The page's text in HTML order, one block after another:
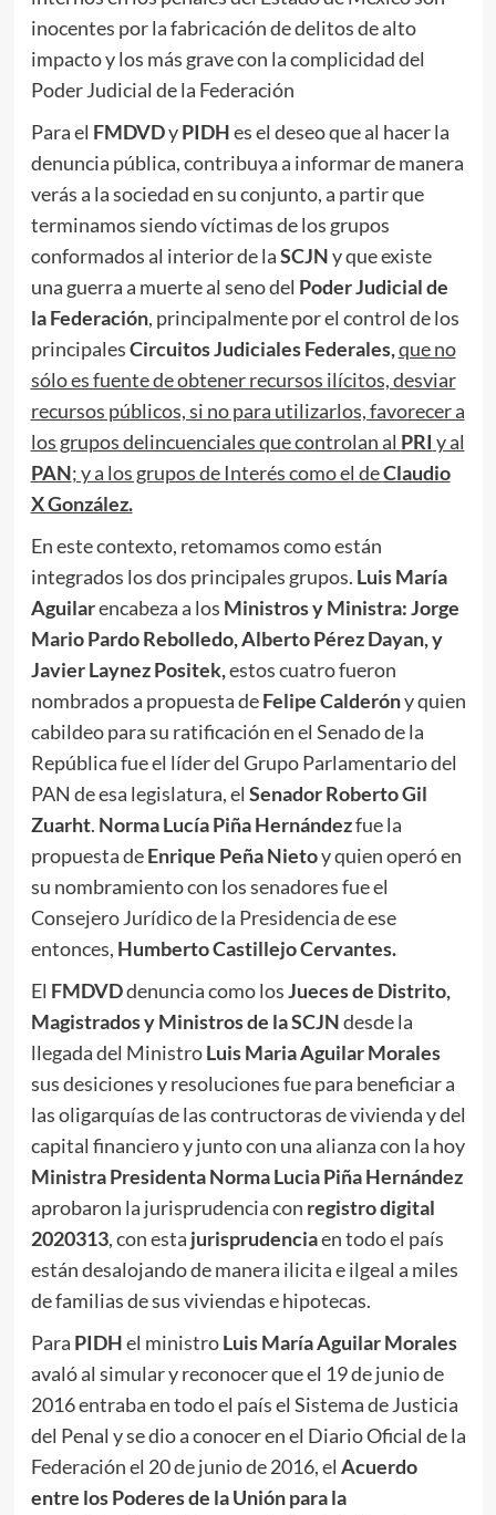
inocentes por la fabricación de delitos de alto
impacto y los más grave con la complicidad del
Poder Judicial de la Federación
Para el FMDVDyPIDHes el deseo que al hacer la
denuncia pública, contribuya a informar de manera
verás a la sociedad en su conjunto, a partir que
terminamos siendo víctimas de los grupos
conformados al interior de laSCJNy que existe
una guerra a muerte al seno del Poder Judicial de
la Federación, principalmente por el control de los
principalesCircuitos Judiciales Federales,que no
sólo es fuente de obtener recursos ilícitos, desviar
recursos públicos, si no para utilizarlos, favorecer a
los grupos delincuenciales que controlan al PRI y al
PAN; y a los grupos de Interés como el deClaudio
X González.
En este contexto, retomamos como están
integrados los dos principales grupos. Luis María
Aguilarencabeza a los Ministros y Ministra: Jorge
Mario Pardo Rebolledo, Alberto Pérez Dayan, y
Javier Laynez Positek,estos cuatro fueron
nombrados a propuesta deFelipe Calderóny quien
cabildeo para su ratificación en el Senado de la
República fue el líder del Grupo Parlamentario del
PAN de esa legislatura, el Senador Roberto Gil
Zuarht. Norma Lucía Piña Hernándezfue la
propuesta deEnrique Peña Nietoy quien operó en
su nombramiento con los senadores fue el
Consejero Jurídico de la Presidencia de ese
entonces, Humberto Castillejo Cervantes.
El FMDVDdenuncia como losJueces de Distrito,
Magistrados y Ministros de la SCJNdesde la
llegada del MinistroLuis Maria Aguilar Morales
sus desiciones y resoluciones fue para beneficiar a
las oligarquías de las contructoras de vivienda y del
capital financiero y junto con una alianza con la hoy
Ministra Presidenta Norma Lucia Piña Hernández
aprobaron la jurisprudencia con registro digital
2020313, con esta jurisprudenciaen todo el país
están desalojando de manera ilicita e ilgeal a miles
de familias de sus viviendas e hipotecas.
Para PIDHel ministroLuis María Aguilar Morales
avaló al simular y reconocer que el 19 de junio de
2016 entraba en todo el país el Sistema de Justicia
del Penal y se dio a conocer en el Diario Oficial de la
Federación el 20 de junio de 2016, el Acuerdo
entre los Poderes de la Unión para la